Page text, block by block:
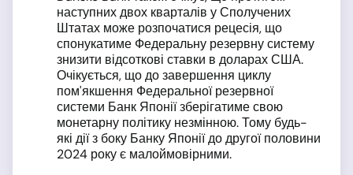
наступних двох кварталів у Сполучених
Штатах може розпочатися рецесія, що
спонукатиме Федеральну резервну систему
знизити відсоткові ставки в доларах США.
Очікується, що до завершення циклу
пом'якшення Федеральної резервної
системи Банк Японії зберігатиме свою
монетарну політику незмінною. Тому будь-
які дії з боку Банку Японії до другої половини
2024 року є малоймовірними.